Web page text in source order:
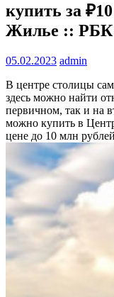
купить за
Жилье :: РБК
05.02.2023 admin
В центре столицы
здесь можно найти
первичном, так и на
можно купить в
цене до 10 млн рублей